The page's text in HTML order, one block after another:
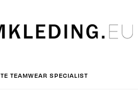
TEAMWEAR SPECIALIST